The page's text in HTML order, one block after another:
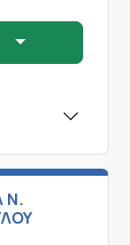
Ν.